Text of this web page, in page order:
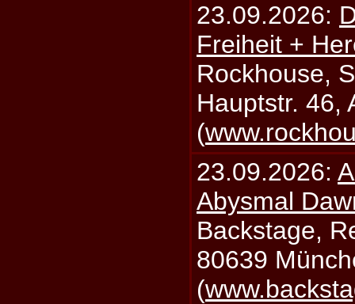
23.09.2026:
Freiheit +
Rockhouse,
Hauptstr. 46,
(
23.09.2026:
Abysmal
Backstage,
80639
(